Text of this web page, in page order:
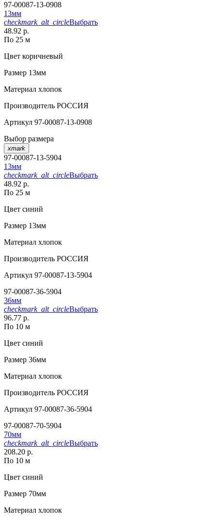
97-00087-13-0908
13мм
checkmark_alt_circleВыбрать
48.92 р.
По 25 м
Цвет коричневый
Размер 13мм
Материал хлопок
Производитель РОССИЯ
Артикул 97-00087-13-0908
Выбор размера
xmark
97-00087-13-5904
13мм
checkmark_alt_circleВыбрать
48.92 р.
По 25 м
Цвет синий
Размер 13мм
Материал хлопок
Производитель РОССИЯ
Артикул 97-00087-13-5904
97-00087-36-5904
36мм
checkmark_alt_circleВыбрать
96.77 р.
По 10 м
Цвет синий
Размер 36мм
Материал хлопок
Производитель РОССИЯ
Артикул 97-00087-36-5904
97-00087-70-5904
70мм
checkmark_alt_circleВыбрать
208.20 р.
По 10 м
Цвет синий
Размер 70мм
Материал хлопок